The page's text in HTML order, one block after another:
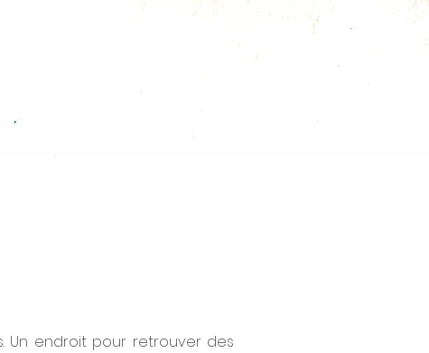
Un endroit pour retrouver des